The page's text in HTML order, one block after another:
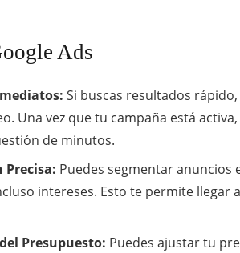
Ads
Si buscas resultados
Una vez que tu campaña está
de minutos.
Precisa: Puedes segmentar anuncios
intereses. Esto te permite llegar
Presupuesto: Puedes ajustar tu